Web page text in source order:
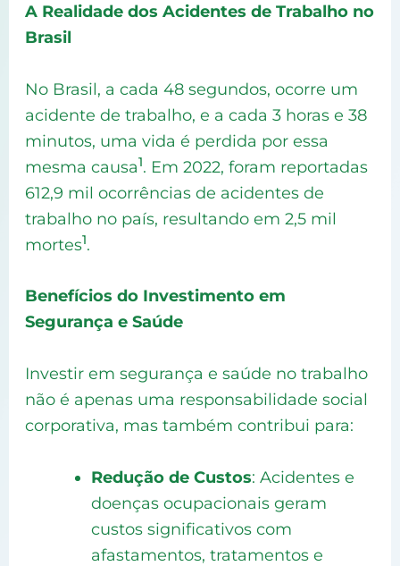
A Realidade dos Acidentes de Trabalho no
Brasil
No Brasil, a cada 48 segundos, ocorre um
acidente de trabalho, e a cada 3 horas e 38
minutos, uma vida é perdida por essa
mesma causa1. Em 2022, foram reportadas
612,9 mil ocorrências de acidentes de
trabalho no país, resultando em 2,5 mil
mortes1.
Benefícios do Investimento em
Segurança e Saúde
Investir em segurança e saúde no trabalho
não é apenas uma responsabilidade social
corporativa, mas também contribui para:
Redução de Custos: Acidentes e
doenças ocupacionais geram
custos significativos com
afastamentos, tratamentos e